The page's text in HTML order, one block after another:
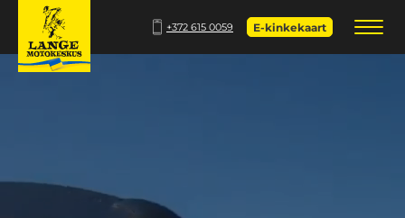
+372 615 0059 E-kinkekaart